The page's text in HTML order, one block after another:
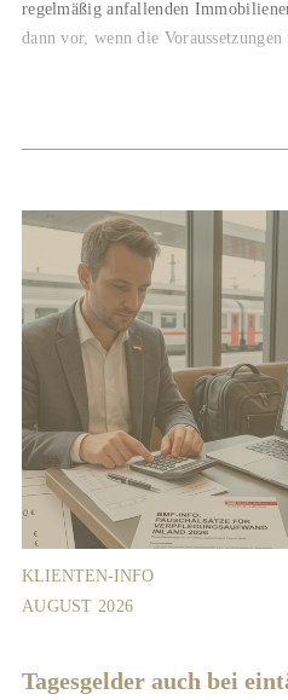
regelmäßig anfallenden
dann vor, wenn die
KLIENTEN-INFO
AUGUST 2026
Tagesgelder auch bei